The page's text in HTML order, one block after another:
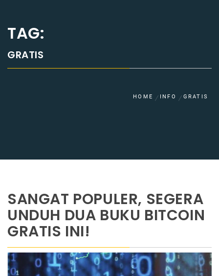
TAG:
GRATIS
HOME INFO GRATIS
SANGAT POPULER, SEGERA
UNDUH DUA BUKU BITCOIN
GRATIS INI!